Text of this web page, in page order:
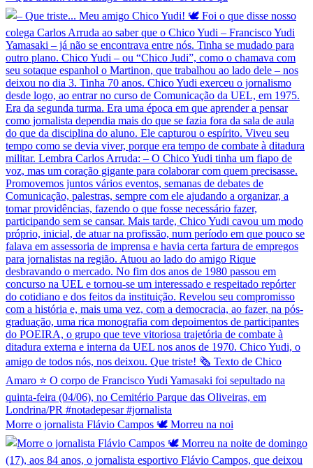
Morre o jornalista Flávio Campos 🕊️ Morreu na noi